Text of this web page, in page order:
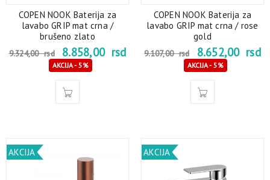
COPEN NOOK Baterija za
lavabo GRIP mat crna /
brušeno zlato
9.324,00rsd 8.858,00 rsd
AKCIJA - 5%
COPEN NOOK Baterija za
lavabo GRIP mat crna / rose
gold
9.107,00rsd 8.652,00 rsd
AKCIJA - 5%
AKCIJA AKCIJA